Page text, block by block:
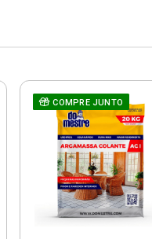
COMPRE JUNTO